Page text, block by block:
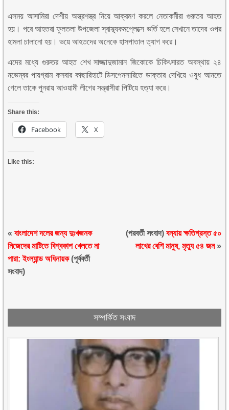
এসময় আসামিরা দেশীয় অস্ত্রশস্ত্র নিয়ে আক্রমণ করলে নেতাকর্মীরা গুরুতর আহত
হয়। পরে আহতরা ফুলতলা উপজেলা স্বাস্থ্যকমপ্লেক্সে ভর্তি হলে সেখানে তাদের ওপর
হামলা চালানো হয়। ভয়ে আহতদের অনেকে হাসপাতাল ত্যাগ করে।
এদের মধ্যে গুরুতর আহত শেখ সাজ্জাদুজামান জিকোকে চিকিৎসারত অবস্থায় ২৪
নভেম্বর পায়গ্রাম কসবার কাছারিহাটে ডিসপেনসারিতে ডাক্তার দেখিয়ে ওষুধ আনতে
গেলে তাকে পুনরায় আওয়ামী লীগের সন্ত্রাসীরা পিটিয়ে হত্যা করে।
Share this:
Facebook X
Like this:
«বাংলাদেশ দলের জন্য দুঃখজনক
নিজেদের মাটিতে বিশ্বকাপ খেলতে না
পারা: ইংল্যান্ড অধিনায়ক(পূর্ববর্তী
সংবাদ)
(পরবর্তী সংবাদ) বন্যায় ক্ষতিগ্রস্ত ৫০
লাখের বেশি মানুষ, মৃত্যু ৫৪ জন»
সম্পর্কিত সংবাদ